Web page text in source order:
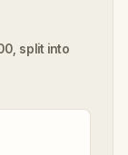
split into